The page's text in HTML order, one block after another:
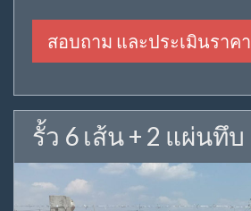
สอบถาม และประเมินราคา
รั้ว 6 เส้น + 2 แผ่นทึบ